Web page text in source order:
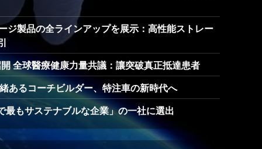
ジ製品の全ラインアップを展示：高性能ストレー
全球醫療健康力量共議：讓突破真正抵達患者
あるコーチビルダー、特注車の新時代へ
最もサステナブルな企業」の一社に選出